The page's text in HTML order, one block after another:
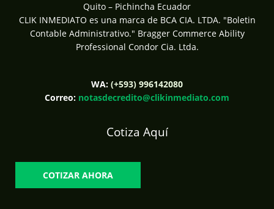
Quito – Pichincha Ecuador
CLIK INMEDIATO es una marca de BCA CIA. LTDA. "Boletin
Contable Administrativo." Bragger Commerce Ability
Professional Condor Cia. Ltda.
WA: (+593) 996142080
Correo: notasdecredito@clikinmediato.com
Cotiza Aquí
COTIZAR AHORA